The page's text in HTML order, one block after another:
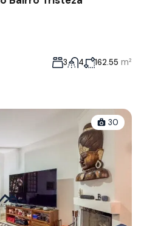
3 4 162.55 m²
30